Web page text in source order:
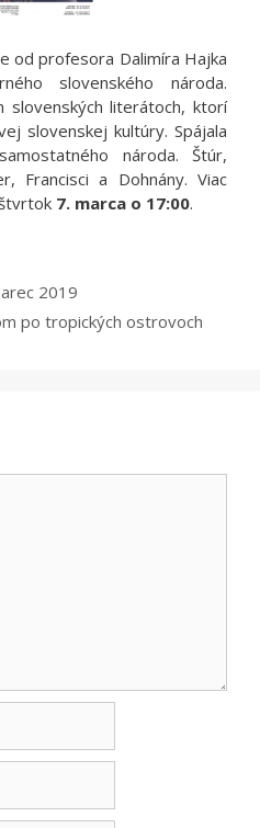
od profesora Dalimíra Hajka
slovenského národa.
slovenských literátoch, ktorí
slovenskej kultúry. Spájala
národa. Štúr,
Francisci a Dohnány. Viac
7. marca o 17:00.
2019
po tropických ostrovoch